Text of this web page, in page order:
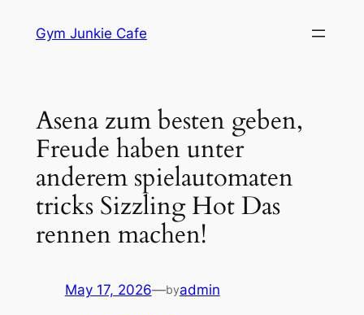
Gym Junkie Cafe
Asena zum besten geben,
Freude haben unter
anderem spielautomaten
tricks Sizzling Hot Das
rennen machen!
May 17, 2026—byadmin